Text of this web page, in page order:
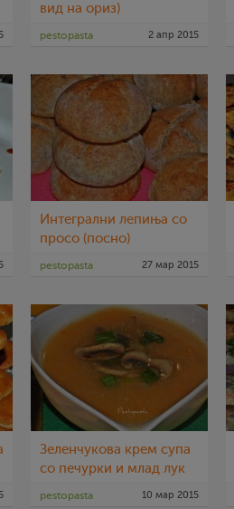
вид на ориз)
pestopasta 2 апр 2015
Интегрални лепиња со
просо (посно)
pestopasta 27 мар 2015
Зеленчукова крем супа
со печурки и млад лук
pestopasta 10 мар 2015